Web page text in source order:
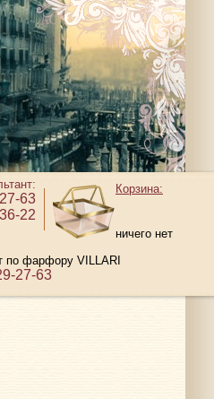
63
22
Корзина:
ничего нет
по фарфору VILLARI
27-63